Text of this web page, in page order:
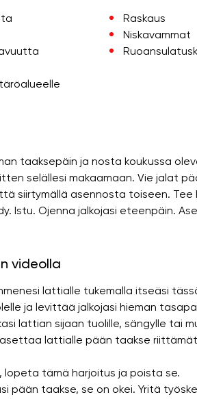
Raskaus
Niskavammat
taaksepäin ja nosta koukussa
selällesi makaamaan. Vie jalat
siirtymällä asennosta toiseen. Tee
Istu. Ojenna jalkojasi eteenpäin.
videolla
lattialle tukemalla itseäsi
ja levittää jalkojasi hieman
lattian sijaan tuolille, sängylle tai
lattialle pään taakse
lopeta tämä harjoitus ja poista se.
pään taakse, se on okei. Yritä